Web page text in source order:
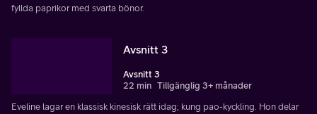
fyllda paprikor med svarta bönor.
Avsnitt 3
Avsnitt 3
22 min Tillgänglig 3+ månader
Eveline lagar en klassisk kinesisk rätt idag; kung pao-kyckling. Hon delar